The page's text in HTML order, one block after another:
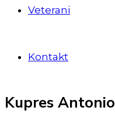
Veterani
Kontakt
Kupres Antonio